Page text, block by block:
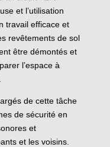
et l’utilisation
travail efficace et
revêtements de sol
être démontés et
l’espace à
de cette tâche
de sécurité en
et
et les voisins.